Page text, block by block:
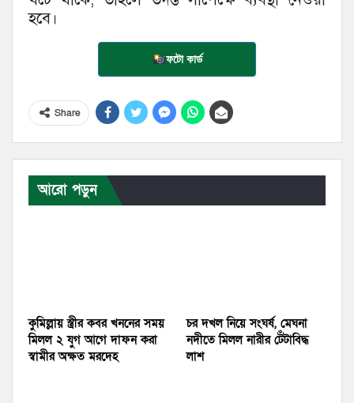
হবে।
ফটো কার্ড
Share
আরো পড়ুন
কুমিল্লায় স্ত্রীর কবর খননের সময়
মিলল ২ যুগ আগে দাফন করা
স্বামীর অক্ষত মরদেহ
চর দখল নিয়ে সংঘর্ষ, মেঘনা
নদীতে মিলল নারীর টেঁটাবিদ্ধ
লাশ